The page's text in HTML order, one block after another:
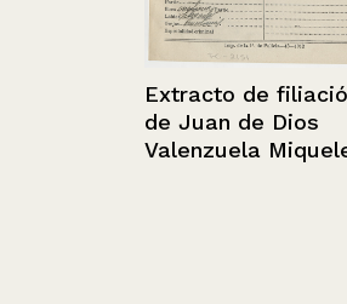
Extracto de filiación
de Juan de Dios
Valenzuela Miqueles.